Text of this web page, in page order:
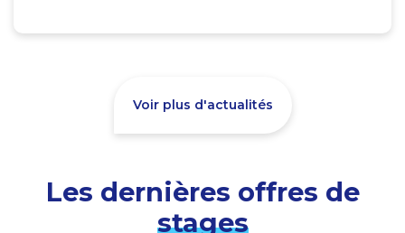
Voir plus d'actualités
Les dernières offres de
stages